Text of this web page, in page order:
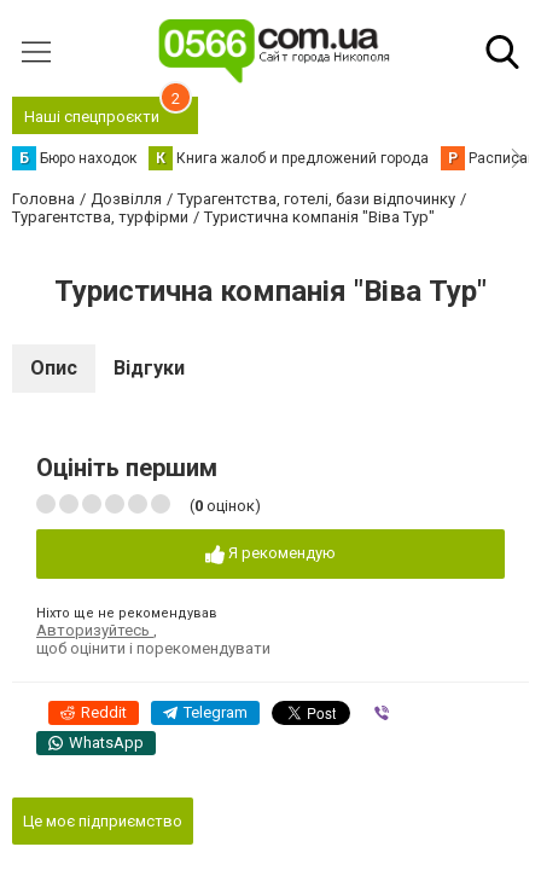
Наші спецпроєкти
2
Б Бюро находок К Книга жалоб и предложений города Р
Головна Дозвілля
Турагентства, готелі, бази відпочинку
Турагентства, турфірми
Туристична компанія "Віва Тур"
Туристична компанія "Віва Тур"
Опис Відгуки
Оцініть першим
(0 оцінок)
Я рекомендую
Ніхто ще не рекомендував
Авторизуйтесь
щоб оцінити і порекомендувати
Reddit Telegram
WhatsApp
Це моє підприємство